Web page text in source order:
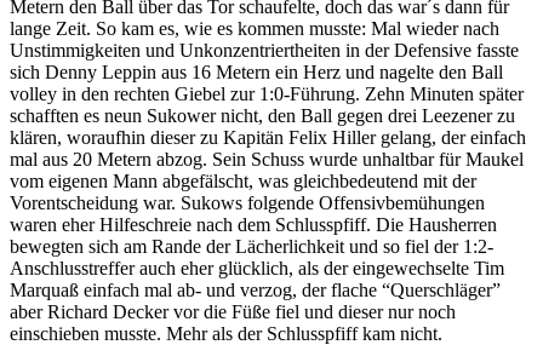
Metern den Ball über das Tor schaufelte, doch das war´s dann für
lange Zeit. So kam es, wie es kommen musste: Mal wieder nach
Unstimmigkeiten und Unkonzentriertheiten in der Defensive fasste
sich Denny Leppin aus 16 Metern ein Herz und nagelte den Ball
volley in den rechten Giebel zur 1:0-Führung. Zehn Minuten später
schafften es neun Sukower nicht, den Ball gegen drei Leezener zu
klären, woraufhin dieser zu Kapitän Felix Hiller gelang, der einfach
mal aus 20 Metern abzog. Sein Schuss wurde unhaltbar für Maukel
vom eigenen Mann abgefälscht, was gleichbedeutend mit der
Vorentscheidung war. Sukows folgende Offensivbemühungen
waren eher Hilfeschreie nach dem Schlusspfiff. Die Hausherren
bewegten sich am Rande der Lächerlichkeit und so fiel der 1:2-
Anschlusstreffer auch eher glücklich, als der eingewechselte Tim
Marquaß einfach mal ab- und verzog, der flache “Querschläger”
aber Richard Decker vor die Füße fiel und dieser nur noch
einschieben musste. Mehr als der Schlusspfiff kam nicht.